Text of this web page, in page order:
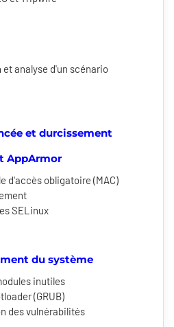
analyse d'un scénario
et durcissement
AppArmor
d'accès obligatoire (MAC)
SELinux
du système
inutiles
(GRUB)
des vulnérabilités